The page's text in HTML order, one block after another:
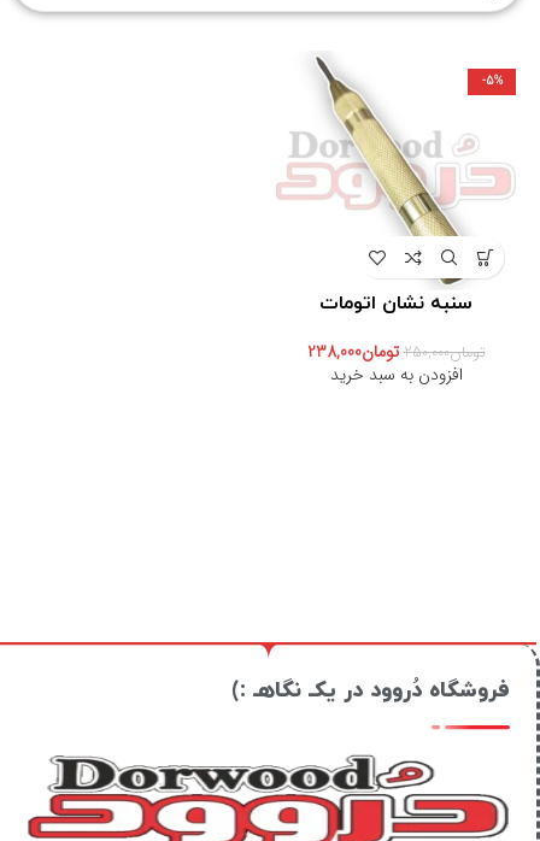
-5%
سنبه نشان اتومات
تومان250,000 تومان238,000
افزودن به سبد خرید
فروشگاه دُروود در یکـ نگاهـ :)